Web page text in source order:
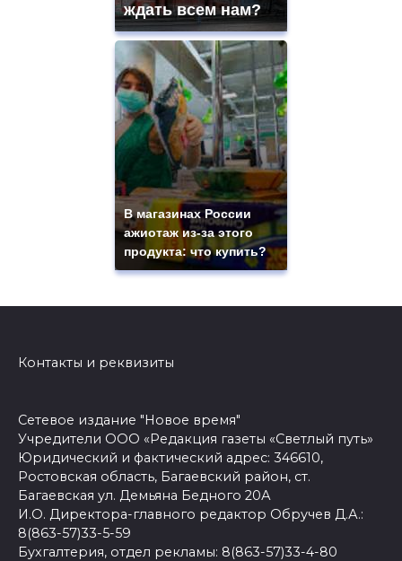
ждать всем нам?
В магазинах России
ажиотаж из-за этого
продукта: что купить?
Контакты и реквизиты
Сетевое издание "Новое время"
Учредители ООО «Редакция газеты «Светлый путь»
Юридический и фактический адрес: 346610,
Ростовская область, Багаевский район, ст.
Багаевская ул. Демьяна Бедного 20А
И.О. Директора-главного редактор Обручев Д.А.:
8(863-57)33-5-59
Бухгалтерия, отдел рекламы: 8(863-57)33-4-80